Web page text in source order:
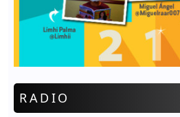
RADIO